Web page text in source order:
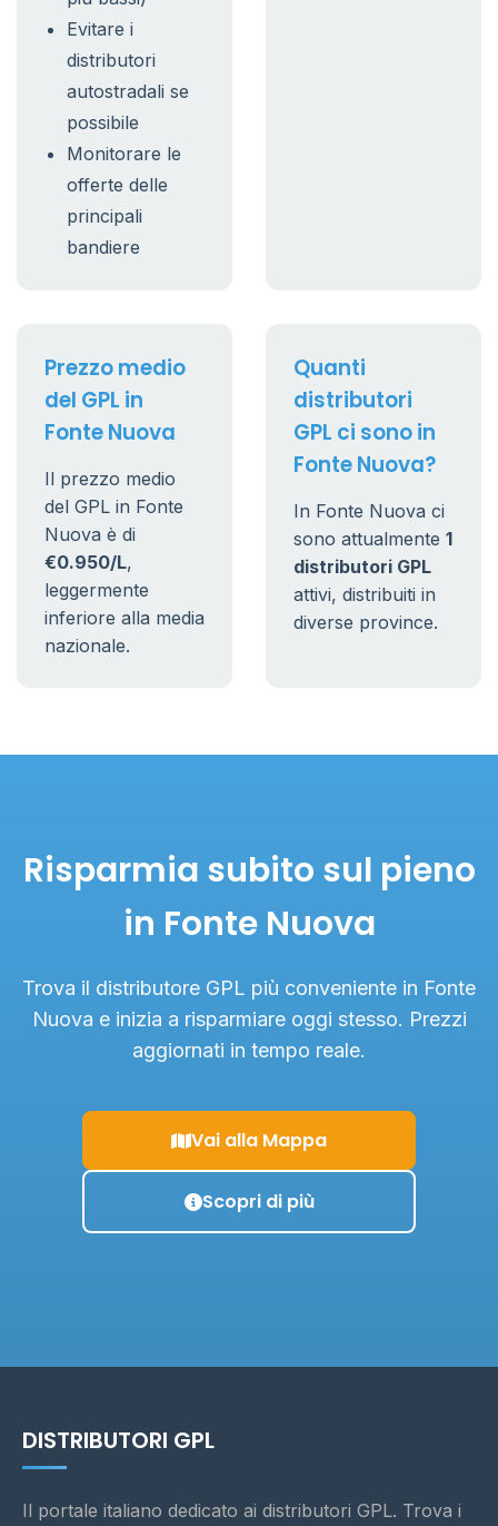
Evitare i
distributori
autostradali se
possibile
Monitorare le
offerte delle
principali
bandiere
Prezzo medio
del GPL in
Fonte Nuova
Il prezzo medio
del GPL in Fonte
Nuova è di
€0.950/L,
leggermente
inferiore alla media
nazionale.
Quanti
distributori
GPL ci sono in
Fonte Nuova?
In Fonte Nuova ci
sono attualmente 1
distributori GPL
attivi, distribuiti in
diverse province.
Risparmia subito sul pieno
in Fonte Nuova
Trova il distributore GPL più conveniente in Fonte
Nuova e inizia a risparmiare oggi stesso. Prezzi
aggiornati in tempo reale.
Vai alla Mappa
Scopri di più
DISTRIBUTORI GPL
Il portale italiano dedicato ai distributori GPL. Trova i